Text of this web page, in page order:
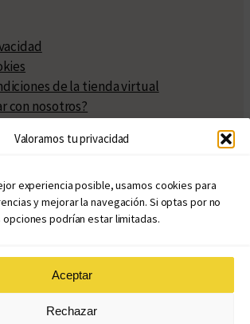
Valoramos tu privacidad
experiencia posible, usamos cookies para
y mejorar la navegación. Si optas por no
podrían estar limitadas.
Aceptar
Rechazar
de la tienda virtual
con nosotros?